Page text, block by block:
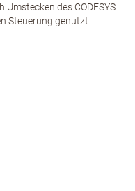
des CODESYS
Steuerung genutzt